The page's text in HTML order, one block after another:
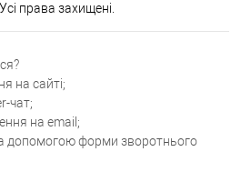
права захищені.
на сайті;
чат;
на email;
допомогою форми зворотнього